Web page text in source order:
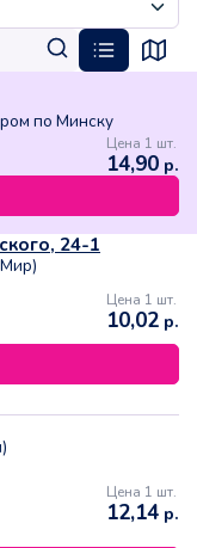
по Минску
Цена 1 шт.
14,90 р.
24-1
Цена 1 шт.
10,02 р.
Цена 1 шт.
12,14 р.